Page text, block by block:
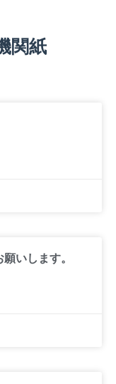
関紙
いします。